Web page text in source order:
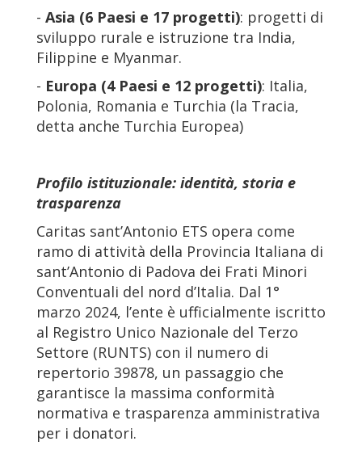
- Asia (6 Paesi e 17 progetti): progetti di
sviluppo rurale e istruzione tra India,
Filippine e Myanmar.
- Europa (4 Paesi e 12 progetti): Italia,
Polonia, Romania e Turchia (la Tracia,
detta anche Turchia Europea)
Profilo istituzionale: identità, storia e
trasparenza
Caritas sant’Antonio ETS opera come
ramo di attività della Provincia Italiana di
sant’Antonio di Padova dei Frati Minori
Conventuali del nord d’Italia. Dal 1°
marzo 2024, l’ente è ufficialmente iscritto
al Registro Unico Nazionale del Terzo
Settore (RUNTS) con il numero di
repertorio 39878, un passaggio che
garantisce la massima conformità
normativa e trasparenza amministrativa
per i donatori.